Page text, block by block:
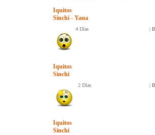
Iquitos
Sinchi - Yana
|
4 Días
Iquitos
Sinchi
|
2 Días
Iquitos
Sinchi